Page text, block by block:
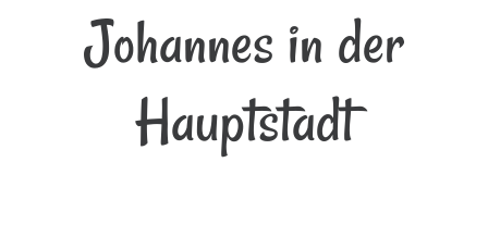
Johannes in der
Hauptstadt